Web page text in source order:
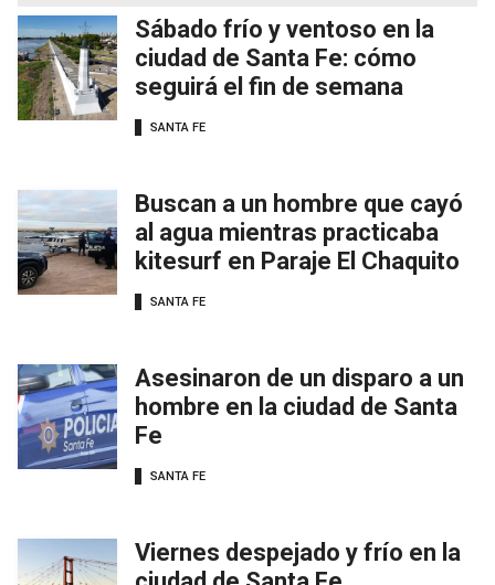
Sábado frío y ventoso en la
ciudad de Santa Fe: cómo
seguirá el fin de semana
SANTA FE
Buscan a un hombre que cayó
al agua mientras practicaba
kitesurf en Paraje El Chaquito
SANTA FE
Asesinaron de un disparo a un
hombre en la ciudad de Santa
Fe
SANTA FE
Viernes despejado y frío en la